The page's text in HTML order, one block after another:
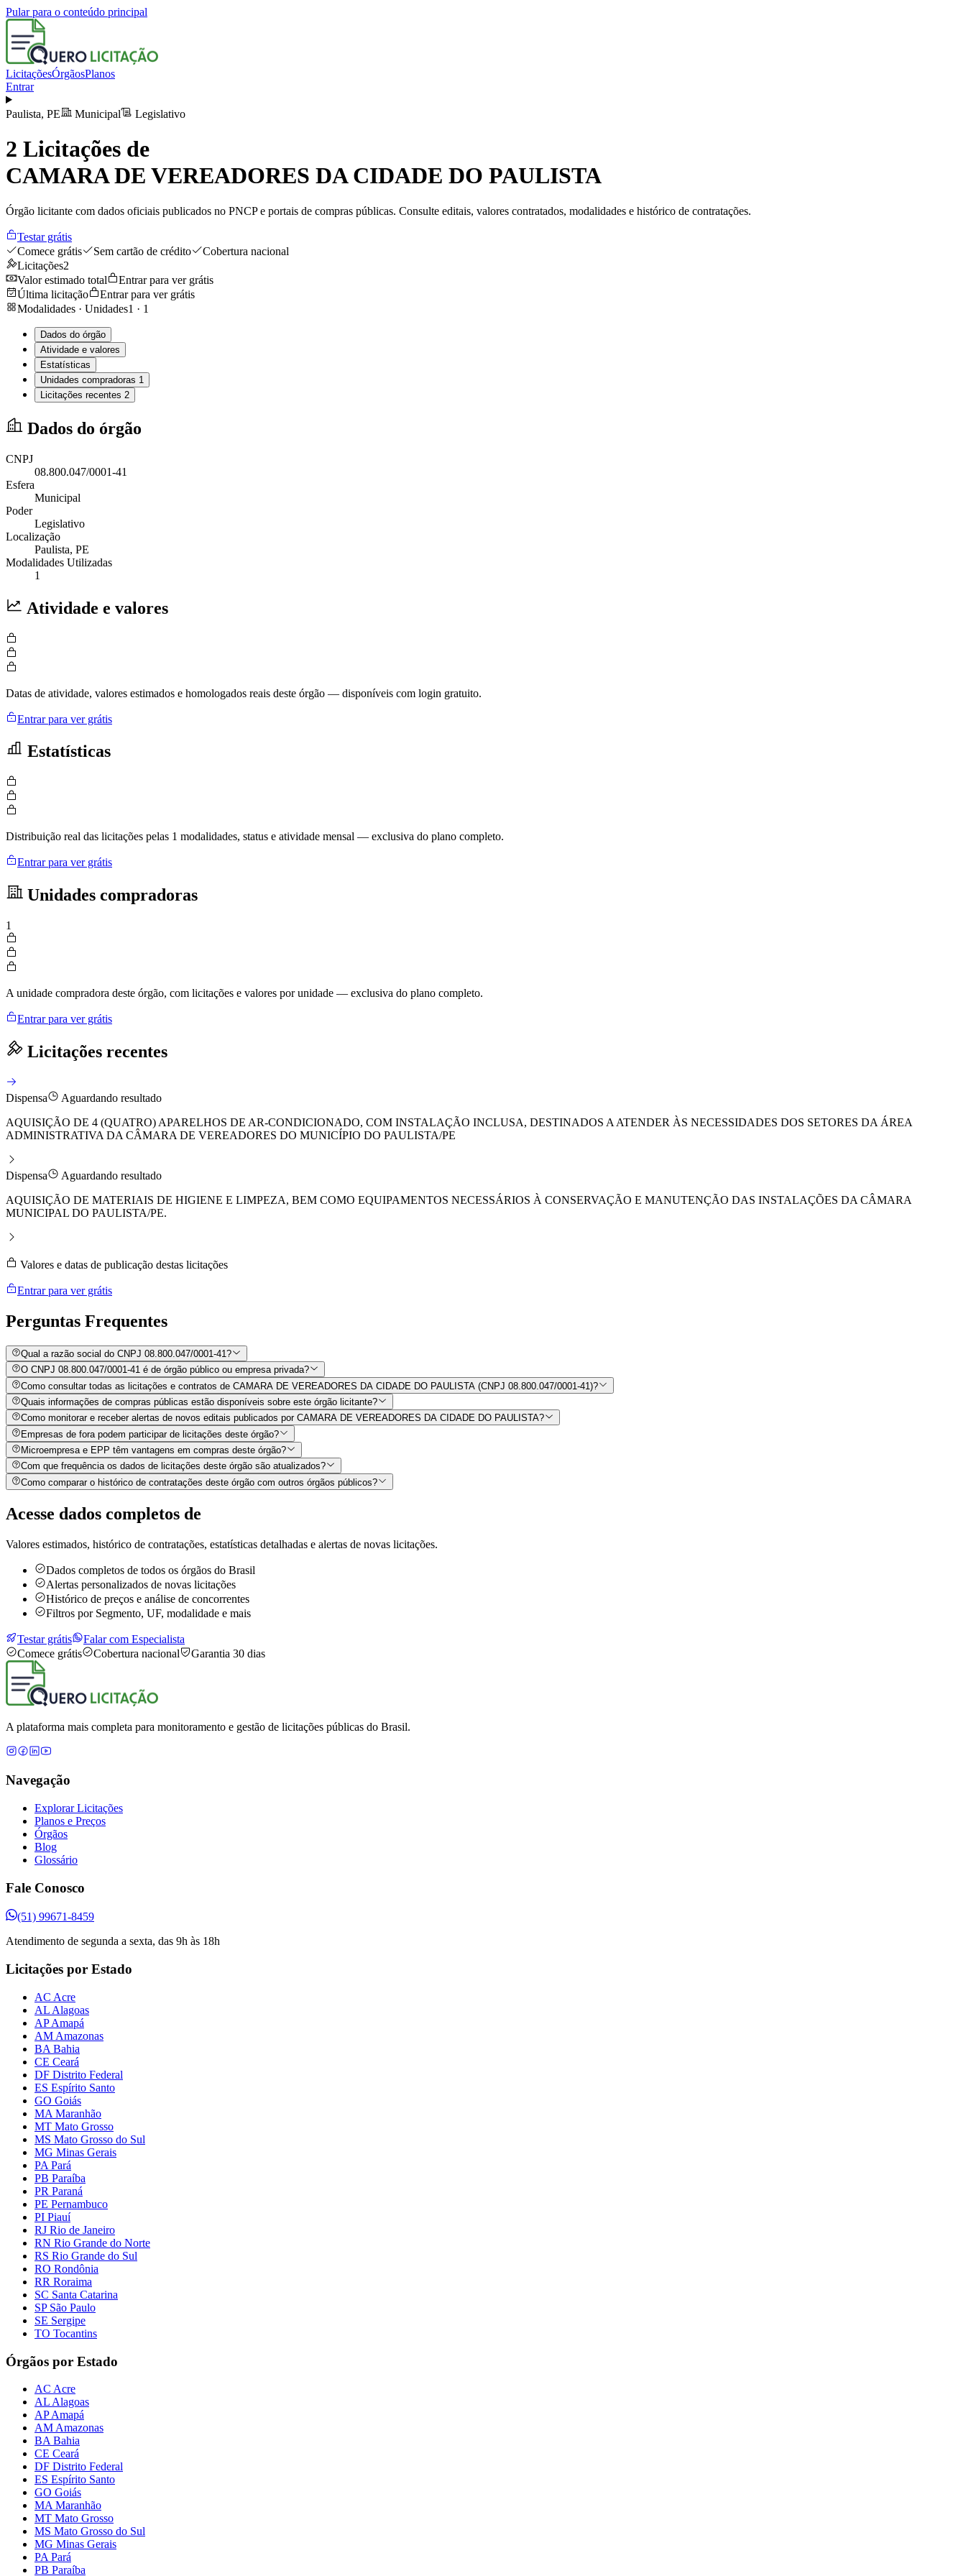
Pular para o conteúdo principal
LicitaçõesÓrgãosPlanos
Entrar
Paulista, PE Municipal Legislativo
2 Licitações de
CAMARA DE VEREADORES DA CIDADE DO PAULISTA
Órgão licitante com dados oficiais publicados no PNCP e portais de compras públicas. Consulte editais, valores contratados, modalidades e histórico de contratações.
Testar grátis
Comece grátis
Sem cartão de crédito
Cobertura nacional
Licitações2
Valor estimado total
Entrar para ver grátis
Última licitação
Entrar para ver grátis
Modalidades · Unidades1 · 1
Dados do órgão
Atividade e valores
Estatísticas
Unidades compradoras 1
Licitações recentes 2
Dados do órgão
CNPJ
08.800.047/0001-41
Esfera
Municipal
Poder
Legislativo
Localização
Paulista, PE
Modalidades Utilizadas
1
Atividade e valores
Datas de atividade, valores estimados e homologados reais deste órgão — disponíveis com login gratuito.
Entrar para ver grátis
Estatísticas
Distribuição real das licitações pelas 1 modalidades, status e atividade mensal — exclusiva do plano completo.
Entrar para ver grátis
Unidades compradoras
1
A unidade compradora deste órgão, com licitações e valores por unidade — exclusiva do plano completo.
Entrar para ver grátis
Licitações recentes
Dispensa
Aguardando resultado
AQUISIÇÃO DE 4 (QUATRO) APARELHOS DE AR-CONDICIONADO, COM INSTALAÇÃO INCLUSA, DESTINADOS A ATENDER ÀS NECESSIDADES DOS SETORES DA ÁREA
ADMINISTRATIVA DA CÂMARA DE VEREADORES DO MUNICÍPIO DO PAULISTA/PE
Dispensa
Aguardando resultado
AQUISIÇÃO DE MATERIAIS DE HIGIENE E LIMPEZA, BEM COMO EQUIPAMENTOS NECESSÁRIOS À CONSERVAÇÃO E MANUTENÇÃO DAS INSTALAÇÕES DA CÂMARA
MUNICIPAL DO PAULISTA/PE.
Valores e datas de publicação destas licitações
Entrar para ver grátis
Perguntas Frequentes
Qual a razão social do CNPJ 08.800.047/0001-41?
O CNPJ 08.800.047/0001-41 é de órgão público ou empresa privada?
Como consultar todas as licitações e contratos de CAMARA DE VEREADORES DA CIDADE DO PAULISTA (CNPJ 08.800.047/0001-41)?
Quais informações de compras públicas estão disponíveis sobre este órgão licitante?
Como monitorar e receber alertas de novos editais publicados por CAMARA DE VEREADORES DA CIDADE DO PAULISTA?
Empresas de fora podem participar de licitações deste órgão?
Microempresa e EPP têm vantagens em compras deste órgão?
Com que frequência os dados de licitações deste órgão são atualizados?
Como comparar o histórico de contratações deste órgão com outros órgãos públicos?
Acesse dados completos de
Valores estimados, histórico de contratações, estatísticas detalhadas e alertas de novas licitações.
Dados completos de todos os órgãos do Brasil
Alertas personalizados de novas licitações
Histórico de preços e análise de concorrentes
Filtros por Segmento, UF, modalidade e mais
Testar grátis
Falar com Especialista
Comece grátis
Cobertura nacional Garantia 30 dias
A plataforma mais completa para monitoramento e gestão de licitações públicas do Brasil.
Navegação
Explorar Licitações
Planos e Preços
Órgãos
Blog
Glossário
Fale Conosco
(51) 99671-8459
Atendimento de segunda a sexta, das 9h às 18h
Licitações por Estado
AC Acre
AL Alagoas
AP Amapá
AM Amazonas
BA Bahia
CE Ceará
DF Distrito Federal
ES Espírito Santo
GO Goiás
MA Maranhão
MT Mato Grosso
MS Mato Grosso do Sul
MG Minas Gerais
PA Pará
PB Paraíba
PR Paraná
PE Pernambuco
PI Piauí
RJ Rio de Janeiro
RN Rio Grande do Norte
RS Rio Grande do Sul
RO Rondônia
RR Roraima
SC Santa Catarina
SP São Paulo
SE Sergipe
TO Tocantins
Órgãos por Estado
AC Acre
AL Alagoas
AP Amapá
AM Amazonas
BA Bahia
CE Ceará
DF Distrito Federal
ES Espírito Santo
GO Goiás
MA Maranhão
MT Mato Grosso
MS Mato Grosso do Sul
MG Minas Gerais
PA Pará
PB Paraíba